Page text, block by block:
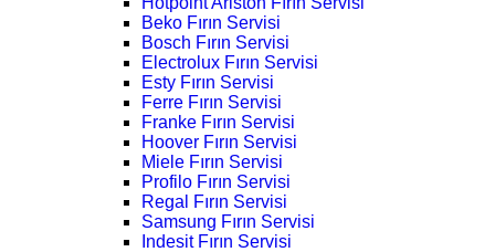
Beko Fırın Servisi
Bosch Fırın Servisi
Electrolux Fırın Servisi
Esty Fırın Servisi
Ferre Fırın Servisi
Franke Fırın Servisi
Hoover Fırın Servisi
Miele Fırın Servisi
Profilo Fırın Servisi
Regal Fırın Servisi
Samsung Fırın Servisi
Indesit Fırın Servisi